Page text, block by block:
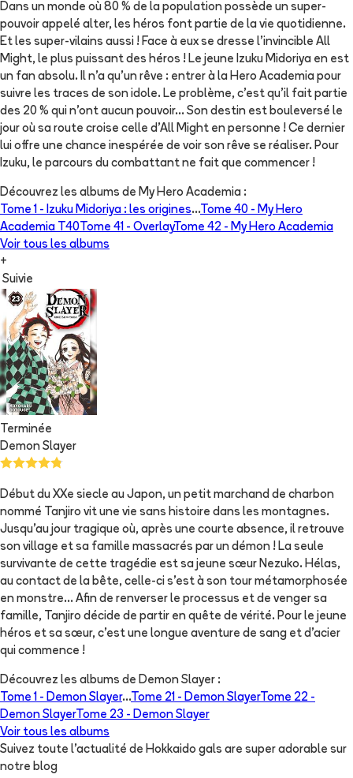
Dans un monde où 80 % de la population possède un super-
pouvoir appelé alter, les héros font partie de la vie quotidienne.
Et les super-vilains aussi ! Face à eux se dresse l’invincible All
Might, le plus puissant des héros ! Le jeune Izuku Midoriya en est
un fan absolu. Il n’a qu’un rêve : entrer à la Hero Academia pour
suivre les traces de son idole. Le problème, c’est qu’il fait partie
des 20 % qui n’ont aucun pouvoir… Son destin est bouleversé le
jour où sa route croise celle d’All Might en personne ! Ce dernier
lui offre une chance inespérée de voir son rêve se réaliser. Pour
Izuku, le parcours du combattant ne fait que commencer !
Découvrez les albums de My Hero Academia :
Tome 1 - Izuku Midoriya : les origines...Tome 40 - My Hero
Academia T40 Tome 41 - OverlayTome 42 - My Hero Academia
Voir tous les albums
+
Suivie
Terminée
Demon Slayer
Début du XXe siecle au Japon, un petit marchand de charbon
nommé Tanjiro vit une vie sans histoire dans les montagnes.
Jusqu’au jour tragique où, après une courte absence, il retrouve
son village et sa famille massacrés par un démon ! La seule
survivante de cette tragédie est sa jeune sœur Nezuko. Hélas,
au contact de la bête, celle-ci s’est à son tour métamorphosée
en monstre... Afin de renverser le processus et de venger sa
famille, Tanjiro décide de partir en quête de vérité. Pour le jeune
héros et sa sœur, c’est une longue aventure de sang et d’acier
qui commence !
Découvrez les albums de Demon Slayer :
Tome 1 - Demon Slayer...Tome 21 - Demon SlayerTome 22 -
Demon SlayerTome 23 - Demon Slayer
Voir tous les albums
Suivez toute l'actualité de Hokkaido gals are super adorable sur
notre blog